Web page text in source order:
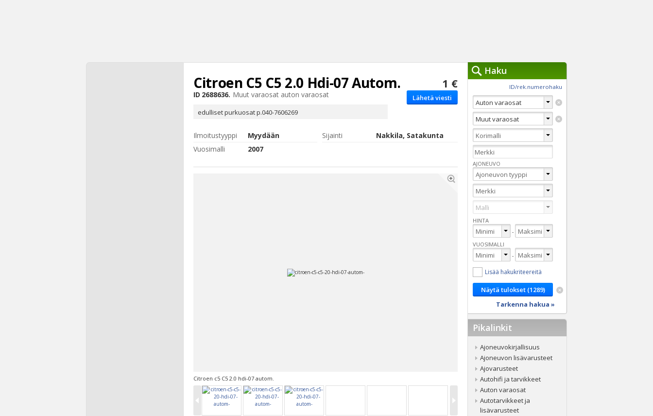
1 €
Lähetä viesti
Citroen C5 C5 2.0 Hdi-07 Autom.
ID 2688636. Muut varaosat auton varaosat
edulliset purkuosat p.040-7606269
Ilmoitustyyppi Myydään Sijainti
Nakkila, Satakunta
Vuosimalli
2007
Citroen c5 C5 2.0 hdi-07 autom.
Haku
Hakutyökalut »
Tyhjennä haut
ID/rek.numerohaku
AJONEUVO
HINTA
-
VUOSIMALLI
-
Lisää hakukriteereitä
Tarkenna hakua »
Pikalinkit
Ajoneuvokirjallisuus
Ajoneuvon lisävarusteet
Ajovarusteet
Autohifi ja tarvikkeet
Auton varaosat
Autotarvikkeet ja
lisävarusteet